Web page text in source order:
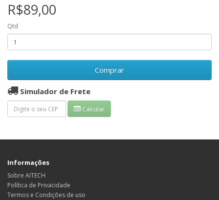
R$89,00
Qtd
Comprar
Simulador de Frete
Calcular
Informações
Sobre AITECH
Política de Privacidade
Termos e Condições de uso